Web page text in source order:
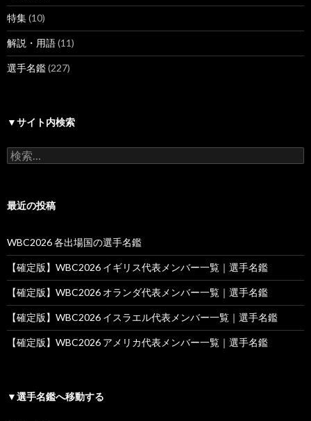
特集(10)
解説・用語(11)
選手名鑑(227)
▼サイト内検索
検
索:
最近の投稿
WBC2026 各出場国の選手名鑑
【確定版】WBC2026 イギリス代表メンバー一覧｜選手名鑑
【確定版】WBC2026 オランダ代表メンバー一覧｜選手名鑑
【確定版】WBC2026 イスラエル代表メンバー一覧｜選手名鑑
【確定版】WBC2026 アメリカ代表メンバー一覧｜選手名鑑
▼選手名鑑へ移動する